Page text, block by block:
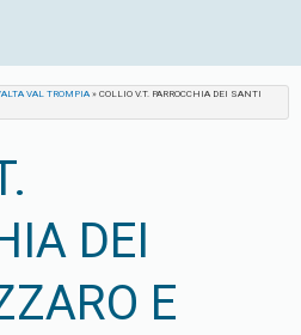
VAL TROMPIA » COLLIO V.T. PARROCCHIA DEI SANTI
DEI
E